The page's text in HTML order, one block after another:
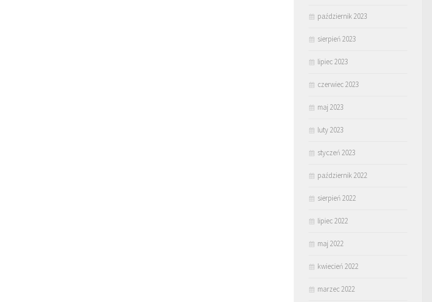
październik 2023
sierpień 2023
lipiec 2023
czerwiec 2023
maj 2023
luty 2023
styczeń 2023
październik 2022
sierpień 2022
lipiec 2022
maj 2022
kwiecień 2022
marzec 2022